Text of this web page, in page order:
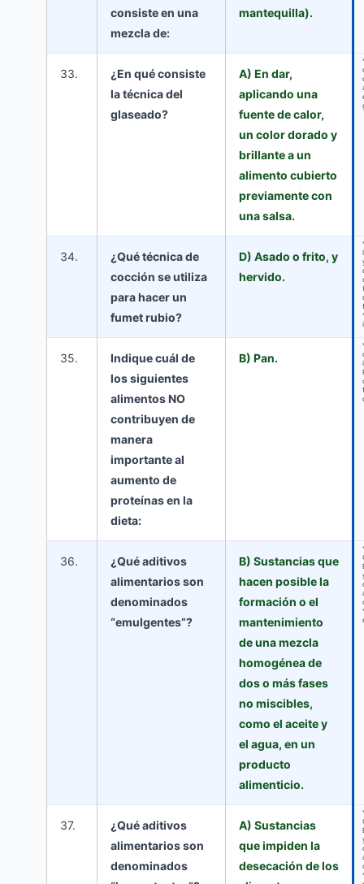
consiste en una
mezcla de:
mantequilla).
33.
¿En qué consiste
la técnica del
glaseado?
A) En dar,
aplicando una
fuente de calor,
un color dorado y
brillante a un
alimento cubierto
previamente con
una salsa.
34.
¿Qué técnica de
cocción se utiliza
para hacer un
fumet rubio?
D) Asado o frito, y
hervido.
35.
Indique cuál de
los siguientes
alimentos NO
contribuyen de
manera
importante al
aumento de
proteínas en la
dieta:
B) Pan.
36.
¿Qué aditivos
alimentarios son
denominados
“emulgentes”?
B) Sustancias que
hacen posible la
formación o el
mantenimiento
de una mezcla
homogénea de
dos o más fases
no miscibles,
como el aceite y
el agua, en un
producto
alimenticio.
37.
¿Qué aditivos
alimentarios son
denominados
A) Sustancias
que impiden la
desecación de los